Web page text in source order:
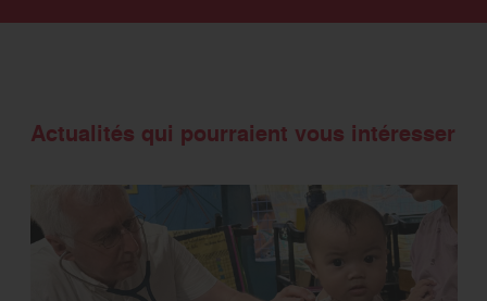
Actualités qui pourraient vous intéresser